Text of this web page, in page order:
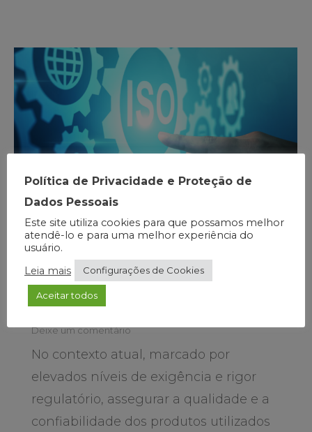
Importância das Certificações
ISO na qualidade e
confiabilidade dos Meios de
Cultura
Deixe um comentário
No contexto atual, marcado por
elevados níveis de exigência e rigor
regulatório, assegurar a qualidade e a
confiabilidade dos produtos utilizados
Política de Privacidade e Proteção de
Dados Pessoais
Este site utiliza cookies para que possamos melhor
atendê-lo e para uma melhor experiência do
usuário.
Leia mais
Configurações de Cookies
Aceitar todos